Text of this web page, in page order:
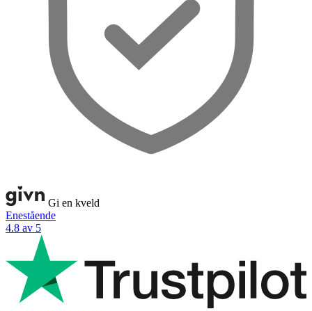
Gi en kveld
Enestående
4.8 av 5